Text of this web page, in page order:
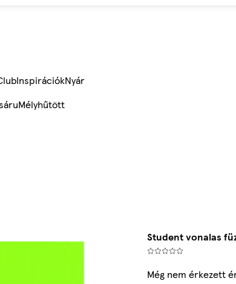
InspirációkNyár
Mélyhűtött
Student vonalas
Még nem érkezett